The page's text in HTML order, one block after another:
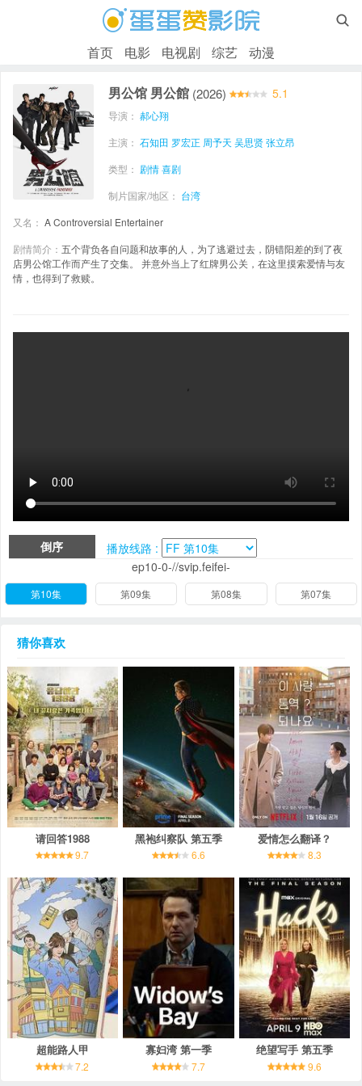

首页 电影 电视剧 综艺 动漫
男公馆 男公館 (2026) 5.1
导演： 郝心翔
主演： 石知田 罗宏正 周予天 吴思贤张立昂
类型： 剧情喜剧
制片国家/地区： 台湾
又名： A Controversial Entertainer
剧情简介： 五个背负各自问题和故事的人，为了逃避过去，阴错阳差的到了夜
店男公馆工作而产生了交集。 并意外当上了红牌男公关，在这里摸索爱情与友
情，也得到了救赎。
倒序
播放线路 :
ep10-0-//svip.feifei-
第10集 第09集 第08集 第07集
猜你喜欢
请回答1988
9.7
黑袍纠察队 第五季
6.6
爱情怎么翻译？
8.3
超能路人甲
7.2
寡妇湾 第一季
7.7
绝望写手 第五季
9.6